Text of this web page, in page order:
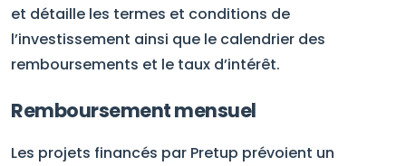
et détaille les termes et conditions de
l’investissement ainsi que le calendrier des
remboursements et le taux d’intérêt.
Remboursement mensuel
Les projets financés par Pretup prévoient un